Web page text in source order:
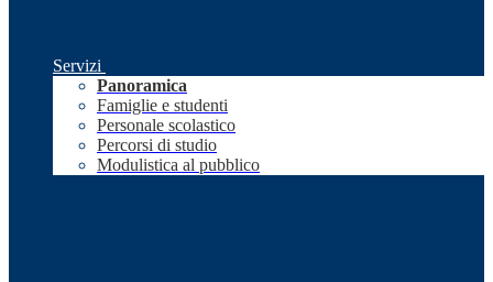
Servizi
Panoramica
Famiglie e studenti
Personale scolastico
Percorsi di studio
Modulistica al pubblico